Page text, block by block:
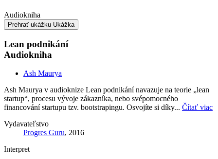
Audiokniha
Prehrať ukážku Ukážka
Lean podnikání
Audiokniha
Ash Maurya
Ash Maurya v audioknize Lean podnikání navazuje na teorie „lean
startup“, procesu vývoje zákazníka, nebo svépomocného
financování startupu tzv. bootstrapingu. Osvojíte si díky... Čítať viac
Vydavateľstvo
Progres Guru, 2016
Interpret